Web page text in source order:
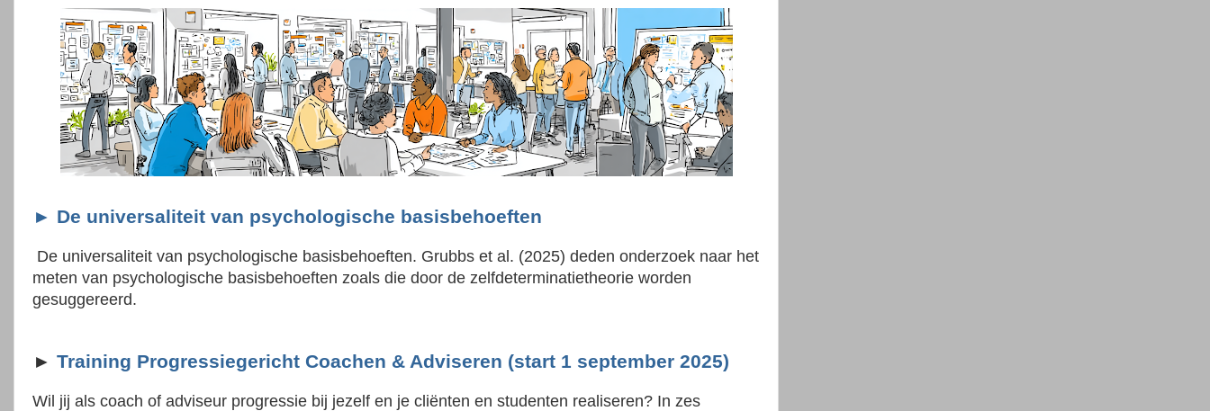
► De universaliteit van psychologische basisbehoeften
De universaliteit van psychologische basisbehoeften. Grubbs et al. (2025) deden onderzoek naar het
meten van psychologische basisbehoeften zoals die door de zelfdeterminatietheorie worden
gesuggereerd.
► Training Progressiegericht Coachen & Adviseren (start 1 september 2025)
Wil jij als coach of adviseur progressie bij jezelf en je cliënten en studenten realiseren? In zes